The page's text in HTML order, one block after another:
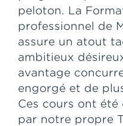
peloton. La
professionnel de
assure un atout
ambitieux
avantage
engorgé et de
Ces cours ont été
par notre propre